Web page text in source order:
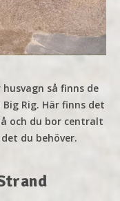
så finns de
Rig. Här finns det
och du bor centralt
du behöver.